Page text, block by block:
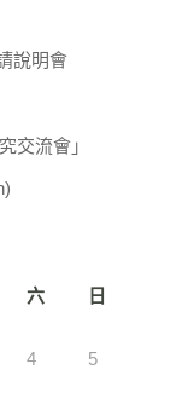
說明會
交流會」
六 日
4 5